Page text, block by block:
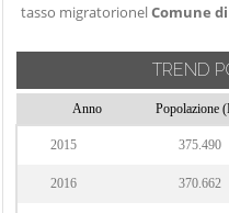
tasso migratorionelComune
TREND
Anno Popolazione
2015 375.490
2016 370.662